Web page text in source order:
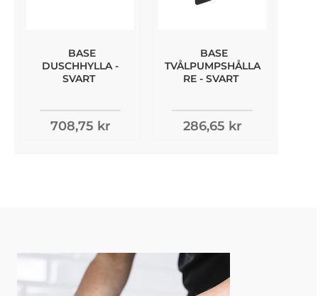
BASE
DUSCHHYLLA -
SVART
708,75 kr
BASE
TVÅLPUMPSHÅLLA
RE - SVART
286,65 kr